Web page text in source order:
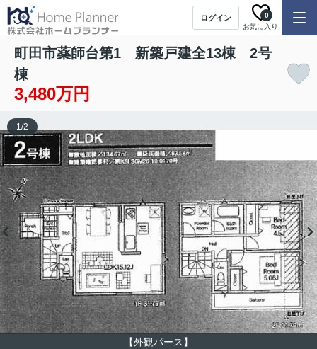
ログイン
お気に入り
0
町田市薬師台第1 新築戸建全13棟 2号
棟
3,480万円
【外観パース】
1/2